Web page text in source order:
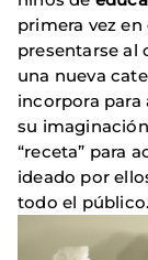
primera vez
presentarse al
una nueva
incorpora
su
“receta” para
ideado por
todo el público.